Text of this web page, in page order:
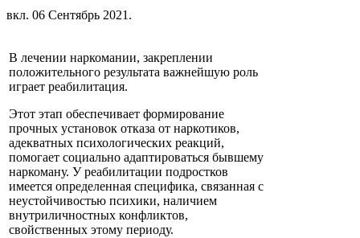
вкл. 06 Сентябрь 2021.
В лечении наркомании, закреплении
положительного результата важнейшую роль
играет реабилитация.
Этот этап обеспечивает формирование
прочных установок отказа от наркотиков,
адекватных психологических реакций,
помогает социально адаптироваться бывшему
наркоману. У реабилитации подростков
имеется определенная специфика, связанная с
неустойчивостью психики, наличием
внутриличностных конфликтов,
свойственных этому периоду.